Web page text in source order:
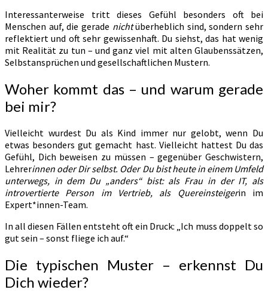
Interessanterweise tritt dieses Gefühl besonders oft bei
Menschen auf, die gerade nichtüberheblich sind, sondern sehr
reflektiert und oft sehr gewissenhaft. Du siehst, das hat wenig
mit Realität zu tun – und ganz viel mit alten Glaubenssätzen,
Selbstansprüchen und gesellschaftlichen Mustern.
Woher kommt das – und warum gerade
bei mir?
Vielleicht wurdest Du als Kind immer nur gelobt, wenn Du
etwas besonders gut gemacht hast. Vielleicht hattest Du das
Gefühl, Dich beweisen zu müssen – gegenüber Geschwistern,
Lehrerinnen oder Dir selbst. Oder Du bist heute in einem Umfeld
unterwegs, in dem Du „anders“ bist: als Frau in der IT, als
introvertierte Person im Vertrieb, als Quereinsteigerin im
Expert*innen-Team.
In all diesen Fällen entsteht oft ein Druck: „Ich muss doppelt so
gut sein – sonst fliege ich auf.“
Die typischen Muster – erkennst Du
Dich wieder?